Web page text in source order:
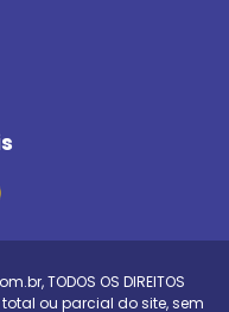
, TODOS OS DIREITOS
total ou parcial do site, sem